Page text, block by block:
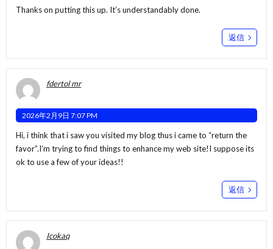
Thanks on putting this up. It’s understandably done.
返信
fdertol mr
2026年2月9日 7:07 PM
Hi, i think that i saw you visited my blog thus i came to “return the
favor”.I’m trying to find things to enhance my web site!I suppose its
ok to use a few of your ideas!!
返信
Icokaq